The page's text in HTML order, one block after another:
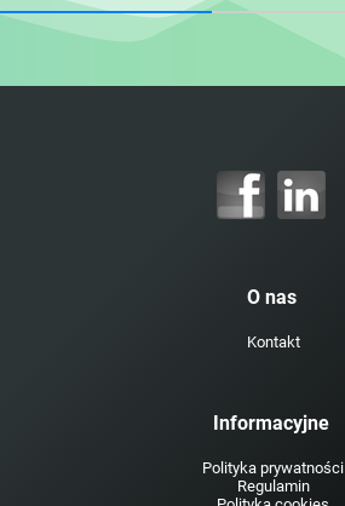
O nas
Kontakt
Informacyjne
Polityka prywatności
Regulamin